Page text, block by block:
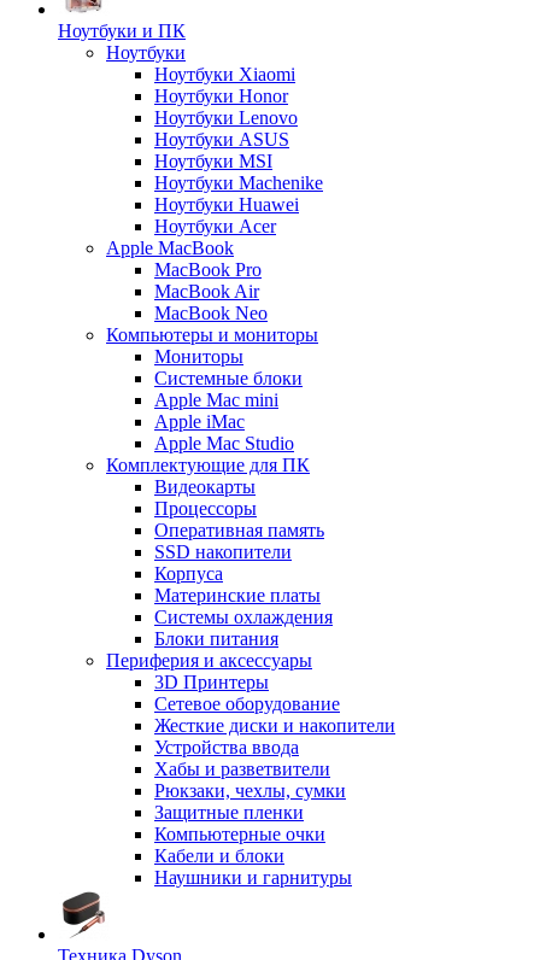
Ноутбуки и ПК
Ноутбуки
Ноутбуки Xiaomi
Ноутбуки Honor
Ноутбуки Lenovo
Ноутбуки ASUS
Ноутбуки MSI
Ноутбуки Machenike
Ноутбуки Huawei
Ноутбуки Acer
Apple MacBook
MacBook Pro
MacBook Air
MacBook Neo
Компьютеры и мониторы
Мониторы
Системные блоки
Apple Mac mini
Apple iMac
Apple Mac Studio
Комплектующие для ПК
Видеокарты
Процессоры
Оперативная память
SSD накопители
Корпуса
Материнские платы
Системы охлаждения
Блоки питания
Периферия и аксессуары
3D Принтеры
Сетевое оборудование
Жесткие диски и накопители
Устройства ввода
Хабы и разветвители
Рюкзаки, чехлы, сумки
Защитные пленки
Компьютерные очки
Кабели и блоки
Наушники и гарнитуры
Техника Dyson